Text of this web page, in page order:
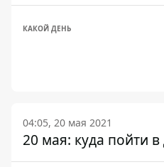
КАКОЙ ДЕНЬ
04:05, 20 мая 2021
20 мая: куда пойти